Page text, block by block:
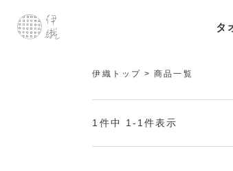
タ
伊織トップ 商品一覧
1 件中 1 - 1件表示